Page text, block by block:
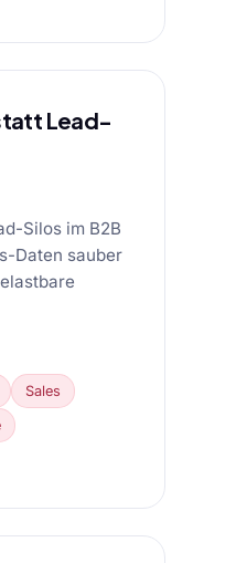
Lead-
Silos im B2B
Daten sauber
Sales